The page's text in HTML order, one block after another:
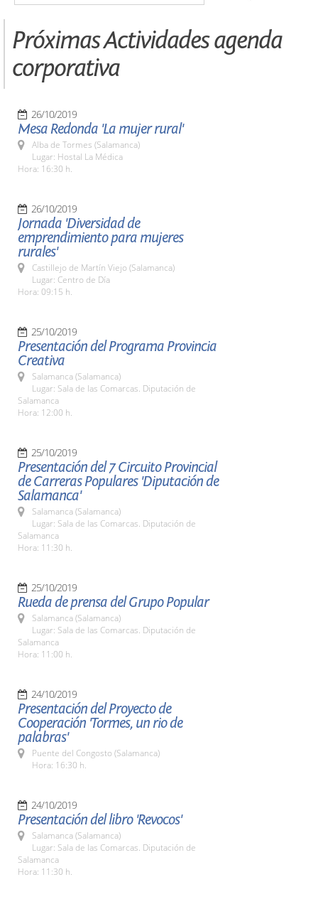
Próximas Actividades agenda
corporativa
26/10/2019
Mesa Redonda 'La mujer rural'
Alba de Tormes (Salamanca)
Lugar: Hostal La Médica
Hora: 16:30 h.
26/10/2019
Jornada 'Diversidad de
emprendimiento para mujeres
rurales'
Castillejo de Martín Viejo (Salamanca)
Lugar: Centro de Día
Hora: 09:15 h.
25/10/2019
Presentación del Programa Provincia
Creativa
Salamanca (Salamanca)
Lugar: Sala de las Comarcas. Diputación de
Salamanca
Hora: 12:00 h.
25/10/2019
Presentación del 7 Circuito Provincial
de Carreras Populares 'Diputación de
Salamanca'
Salamanca (Salamanca)
Lugar: Sala de las Comarcas. Diputación de
Salamanca
Hora: 11:30 h.
25/10/2019
Rueda de prensa del Grupo Popular
Salamanca (Salamanca)
Lugar: Sala de las Comarcas. Diputación de
Salamanca
Hora: 11:00 h.
24/10/2019
Presentación del Proyecto de
Cooperación 'Tormes, un rio de
palabras'
Puente del Congosto (Salamanca)
Hora: 16:30 h.
24/10/2019
Presentación del libro 'Revocos'
Salamanca (Salamanca)
Lugar: Sala de las Comarcas. Diputación de
Salamanca
Hora: 11:30 h.